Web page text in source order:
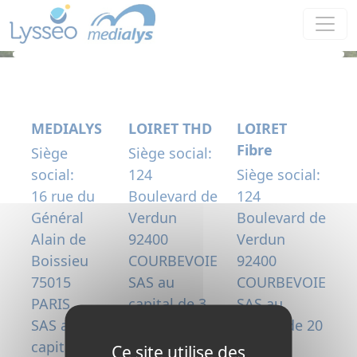
MEDIALYS
Siège
social:
16 rue du
Général
Alain de
Boissieu
75015
PARIS
SAS au
capital de
LOIRET THD
Siège social:
124
Boulevard de
Verdun
92400
COURBEVOIE
SAS au
capital de 3
€uros
LOIRET
Fibre
Siège social:
124
Boulevard de
Verdun
92400
COURBEVOIE
SAS au
capital de 20
000 000
Panneau de gestion des cookies
Ce site utilise des